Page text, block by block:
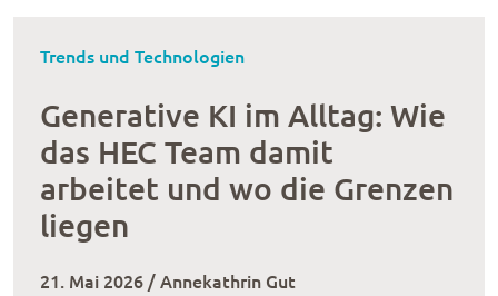
Trends und Technologien
Generative KI im Alltag: Wie
das HEC Team damit
arbeitet und wo die Grenzen
liegen
21. Mai 2026 / Annekathrin Gut